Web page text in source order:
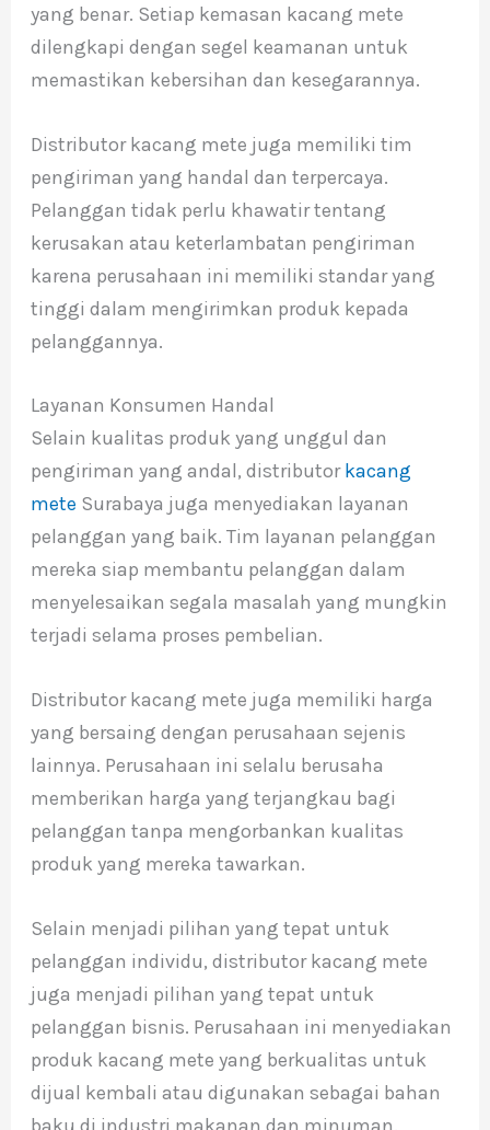
yang benar. Setiap kemasan kacang mete
dilengkapi dengan segel keamanan untuk
memastikan kebersihan dan kesegarannya.
Distributor kacang mete juga memiliki tim
pengiriman yang handal dan terpercaya.
Pelanggan tidak perlu khawatir tentang
kerusakan atau keterlambatan pengiriman
karena perusahaan ini memiliki standar yang
tinggi dalam mengirimkan produk kepada
pelanggannya.
Layanan Konsumen Handal
Selain kualitas produk yang unggul dan
pengiriman yang andal, distributorkacang
mete Surabaya juga menyediakan layanan
pelanggan yang baik. Tim layanan pelanggan
mereka siap membantu pelanggan dalam
menyelesaikan segala masalah yang mungkin
terjadi selama proses pembelian.
Distributor kacang mete juga memiliki harga
yang bersaing dengan perusahaan sejenis
lainnya. Perusahaan ini selalu berusaha
memberikan harga yang terjangkau bagi
pelanggan tanpa mengorbankan kualitas
produk yang mereka tawarkan.
Selain menjadi pilihan yang tepat untuk
pelanggan individu, distributor kacang mete
juga menjadi pilihan yang tepat untuk
pelanggan bisnis. Perusahaan ini menyediakan
produk kacang mete yang berkualitas untuk
dijual kembali atau digunakan sebagai bahan